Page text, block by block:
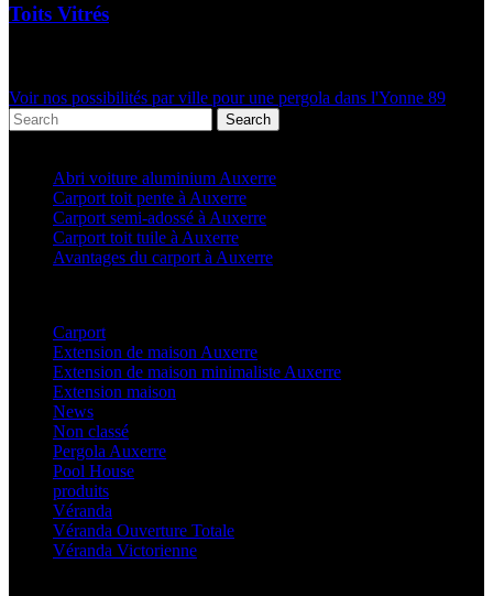
Toits Vitrés
Voir nos possibilités par ville pour une pergola dans l'Yonne 89
Search
Abri voiture aluminium Auxerre
Carport toit pente à Auxerre
Carport semi-adossé à Auxerre
Carport toit tuile à Auxerre
Avantages du carport à Auxerre
Carport
Extension de maison Auxerre
Extension de maison minimaliste Auxerre
Extension maison
News
Non classé
Pergola Auxerre
Pool House
produits
Véranda
Véranda Ouverture Totale
Véranda Victorienne